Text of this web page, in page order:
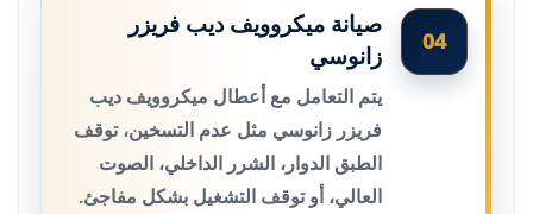
04
صيانة ميكروويف ديب فريزر
زانوسي
يتم التعامل مع أعطال ميكروويف ديب
فريزر زانوسي مثل عدم التسخين، توقف
الطبق الدوار، الشرر الداخلي، الصوت
العالي، أو توقف التشغيل بشكل مفاجئ.